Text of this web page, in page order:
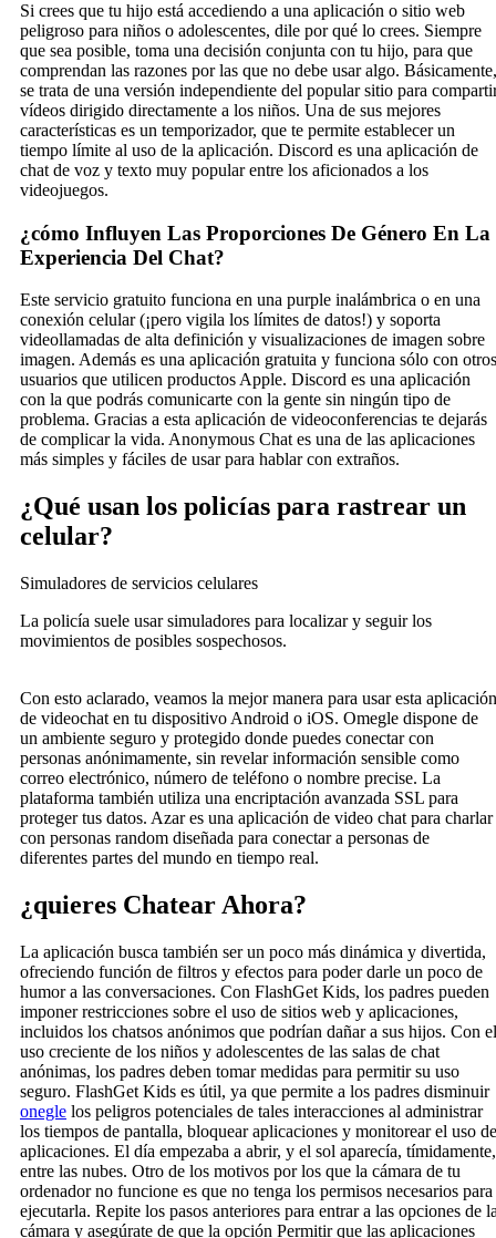
Si crees que tu hijo está accediendo a una aplicación o sitio web
peligroso para niños o adolescentes, dile por qué lo crees. Siempre
que sea posible, toma una decisión conjunta con tu hijo, para que
comprendan las razones por las que no debe usar algo. Básicamente,
se trata de una versión independiente del popular sitio para
vídeos dirigido directamente a los niños. Una de sus mejores
características es un temporizador, que te permite establecer un
tiempo límite al uso de la aplicación. Discord es una aplicación de
chat de voz y texto muy popular entre los aficionados a los
videojuegos.
¿cómo Influyen Las Proporciones De Género En La
Experiencia Del Chat?
Este servicio gratuito funciona en una purple inalámbrica o en una
conexión celular (¡pero vigila los límites de datos!) y soporta
videollamadas de alta definición y visualizaciones de imagen sobre
imagen. Además es una aplicación gratuita y funciona sólo con otros
usuarios que utilicen productos Apple. Discord es una aplicación
con la que podrás comunicarte con la gente sin ningún tipo de
problema. Gracias a esta aplicación de videoconferencias te dejarás
de complicar la vida. Anonymous Chat es una de las aplicaciones
más simples y fáciles de usar para hablar con extraños.
¿Qué usan los policías para rastrear un
celular?
Simuladores de servicios celulares
La policía suele usar simuladores para localizar y seguir los
movimientos de posibles sospechosos.
Con esto aclarado, veamos la mejor manera para usar esta aplicación
de videochat en tu dispositivo Android o iOS. Omegle dispone de
un ambiente seguro y protegido donde puedes conectar con
personas anónimamente, sin revelar información sensible como
correo electrónico, número de teléfono o nombre precise. La
plataforma también utiliza una encriptación avanzada SSL para
proteger tus datos. Azar es una aplicación de video chat para charlar
con personas random diseñada para conectar a personas de
diferentes partes del mundo en tiempo real.
¿quieres Chatear Ahora?
La aplicación busca también ser un poco más dinámica y divertida,
ofreciendo función de filtros y efectos para poder darle un poco de
humor a las conversaciones. Con FlashGet Kids, los padres pueden
imponer restricciones sobre el uso de sitios web y aplicaciones,
incluidos los chatsos anónimos que podrían dañar a sus hijos. Con el
uso creciente de los niños y adolescentes de las salas de chat
anónimas, los padres deben tomar medidas para permitir su uso
seguro. FlashGet Kids es útil, ya que permite a los padres disminuir
onegle los peligros potenciales de tales interacciones al administrar
los tiempos de pantalla, bloquear aplicaciones y monitorear el uso de
aplicaciones. El día empezaba a abrir, y el sol aparecía, tímidamente,
entre las nubes. Otro de los motivos por los que la cámara de tu
ordenador no funcione es que no tenga los permisos necesarios para
ejecutarla. Repite los pasos anteriores para entrar a las opciones de
cámara y asegúrate de que la opción Permitir que las aplicaciones